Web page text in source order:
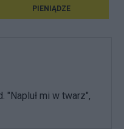
PIENIĄDZE
"Napluł mi w twarz",